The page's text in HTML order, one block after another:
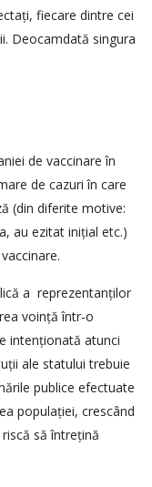
fiecare dintre cei
Deocamdată singura
de vaccinare în
de cazuri în care
(din diferite motive:
au ezitat inițial etc.)
a reprezentanților
voință într-o
intenționată atunci
ale statului trebuie
publice efectuate
populației, crescând
să întrețină